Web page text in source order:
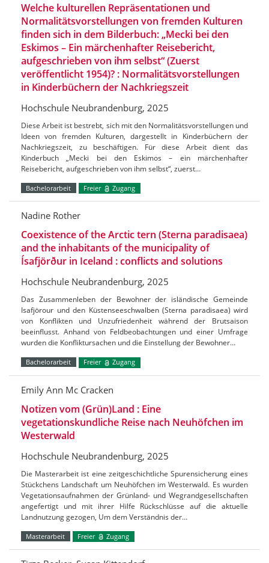
Welche kulturellen Repräsentationen und
Normalitätsvorstellungen von fremden Kulturen
finden sich in dem Bilderbuch: „Mecki bei den
Eskimos – Ein märchenhafter Reisebericht,
aufgeschrieben von ihm selbst“ (Zuerst
veröffentlicht 1954)? : Normalitätsvorstellungen
in Kinderbüchern der Nachkriegszeit
Hochschule Neubrandenburg, 2025
Diese Arbeit ist bestrebt, sich mit den Normalitätsvorstellungen und
Ideen von fremden Kulturen, dargestellt in Kinderbüchern der
Nachkriegszeit, zu beschäftigen. Für diese Arbeit dient das
Kinderbuch „Mecki bei den Eskimos – ein märchenhafter
Reisebericht, aufgeschrieben von ihm selbst“, zuerst…
Bachelorarbeit Freier Zugang
Nadine Rother
Coexistence of the Arctic tern (Sterna paradisaea)
and the inhabitants of the municipality of
Ísafjörður in Iceland : conflicts and solutions
Hochschule Neubrandenburg, 2025
Das Zusammenleben der Bewohner der isländische Gemeinde
Isafjörour und den Küstenseeschwalben (Sterna paradisaea) wird
von Konflikten und Unzufriedenheit während der Brutsaison
beeinflusst. Anhand von Feldbeobachtungen und einer Umfrage
wurden die Konfliktursachen und die Einstellung der Bewohner…
Bachelorarbeit Freier Zugang
Emily Ann Mc Cracken
Notizen vom (Grün)Land : Eine
vegetationskundliche Reise nach Neuhöfchen im
Westerwald
Hochschule Neubrandenburg, 2025
Die Masterarbeit ist eine zeitgeschichtliche Spurensicherung eines
Stückchens Landschaft um Neuhöfchen im Westerwald. Es wurden
Vegetationsaufnahmen der Grünland- und Wegrandgesellschaften
angefertigt und mit ihrer Hilfe Rückschlüsse auf die aktuelle
Landnutzung gezogen, Um dem Verständnis der…
Masterarbeit Freier Zugang